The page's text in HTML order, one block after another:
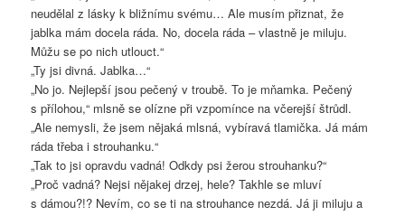
neudělal z lásky k bližnímu svému… Ale musím přiznat, že
jablka mám docela ráda. No, docela ráda – vlastně je miluju.
Můžu se po nich utlouct.“
„Ty jsi divná. Jablka…“
„No jo. Nejlepší jsou pečený v troubě. To je mňamka. Pečený
s přílohou,“ mlsně se olízne při vzpomínce na včerejší štrůdl.
„Ale nemysli, že jsem nějaká mlsná, vybíravá tlamička. Já mám
ráda třeba i strouhanku.“
„Tak to jsi opravdu vadná! Odkdy psi žerou strouhanku?“
„Proč vadná? Nejsi nějakej drzej, hele? Takhle se mluví
s dámou?!? Nevím, co se ti na strouhance nezdá. Já ji miluju a